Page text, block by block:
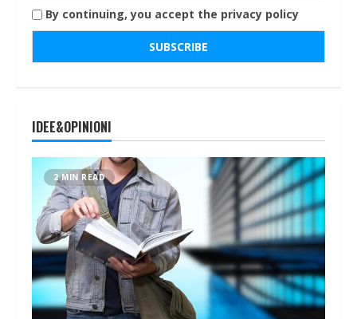
By continuing, you accept the privacy policy
IDEE&OPINIONI
2 MIN READ